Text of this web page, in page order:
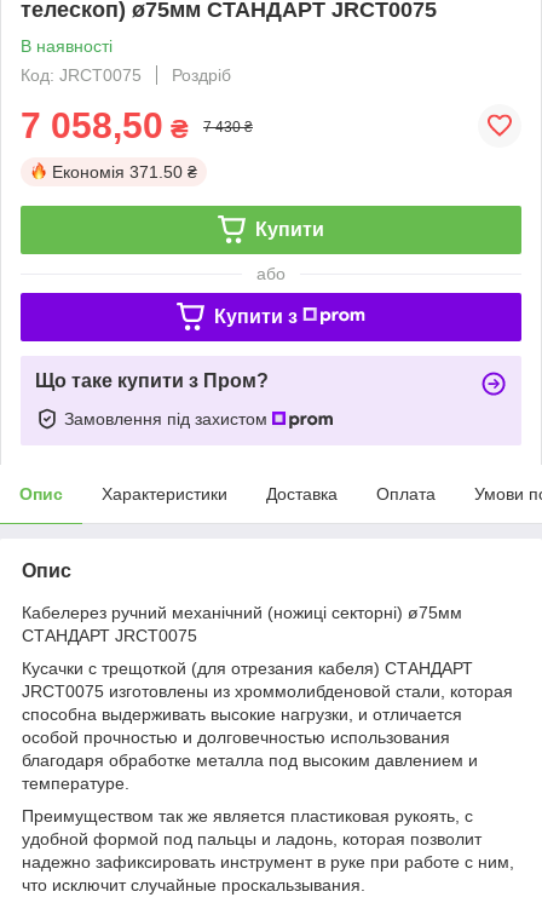
телескоп) ø75мм СТАНДАРТ JRCT0075
В наявності
Код: JRCT0075
Роздріб
7 058,50 ₴ 7 430 ₴
Економія 371.50 ₴
Купити
або
Купити з
Що таке купити з Пром?
Замовлення під захистом
Опис Характеристики Доставка Оплата Умови
Опис
Кабелерез ручний механічний (ножиці секторні) ø75мм
СТАНДАРТ JRCT0075
Кусачки с трещоткой (для отрезания кабеля) СТАНДАРТ
JRCT0075 изготовлены из хроммолибденовой стали, которая
способна выдерживать высокие нагрузки, и отличается
особой прочностью и долговечностью использования
благодаря обработке металла под высоким давлением и
температуре.
Преимуществом так же является пластиковая рукоять, с
удобной формой под пальцы и ладонь, которая позволит
надежно зафиксировать инструмент в руке при работе с ним,
что исключит случайные проскальзывания.